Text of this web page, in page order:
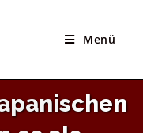
Menü